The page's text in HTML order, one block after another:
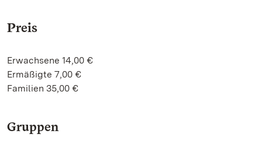
Preis
Erwachsene 14,00 €
Ermäßigte 7,00 €
Familien 35,00 €
Gruppen